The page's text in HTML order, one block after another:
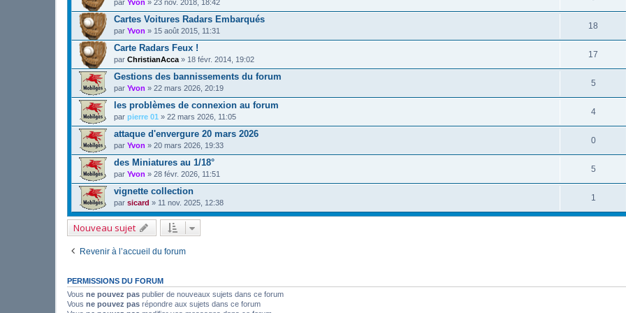
par Yvon » 23 nov. 2018, 18:42
Cartes Voitures Radars Embarqués
par Yvon » 15 août 2015, 11:31
18
Carte Radars Feux !
par ChristianAcca » 18 févr. 2014, 19:02
17
Gestions des bannissements du forum
par Yvon » 22 mars 2026, 20:19
5
les problèmes de connexion au forum
par pierre 01 » 22 mars 2026, 11:05
4
attaque d'envergure 20 mars 2026
par Yvon » 20 mars 2026, 19:33
0
des Miniatures au 1/18°
par Yvon » 28 févr. 2026, 11:51
5
vignette collection
par sicard » 11 nov. 2025, 12:38
1
Nouveau sujet
Revenir à l’accueil du forum
PERMISSIONS DU FORUM
Vous ne pouvez pas publier de nouveaux sujets dans ce forum
Vous ne pouvez pas répondre aux sujets dans ce forum